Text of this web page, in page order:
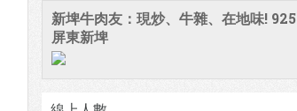
新埤牛肉友：現炒、牛雜、在地味! 925
屏東新埤